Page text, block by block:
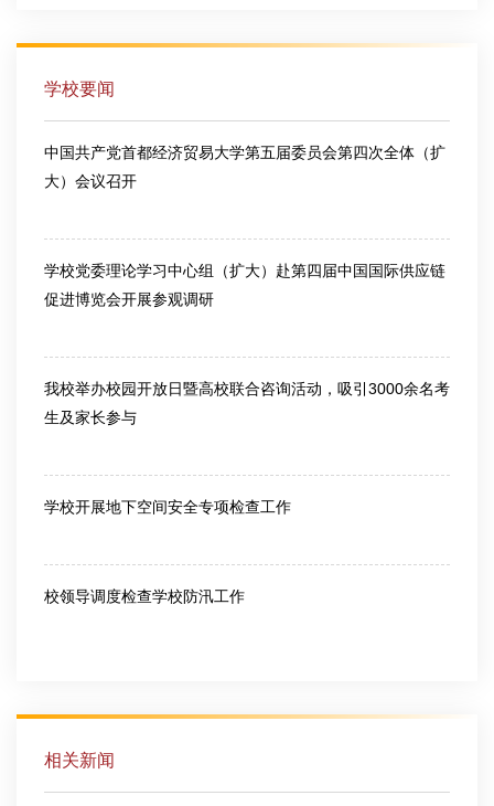
学校要闻
中国共产党首都经济贸易大学第五届委员会第四次全体（扩
大）会议召开
学校党委理论学习中心组（扩大）赴第四届中国国际供应链
促进博览会开展参观调研
我校举办校园开放日暨高校联合咨询活动，吸引3000余名考
生及家长参与
学校开展地下空间安全专项检查工作
校领导调度检查学校防汛工作
相关新闻